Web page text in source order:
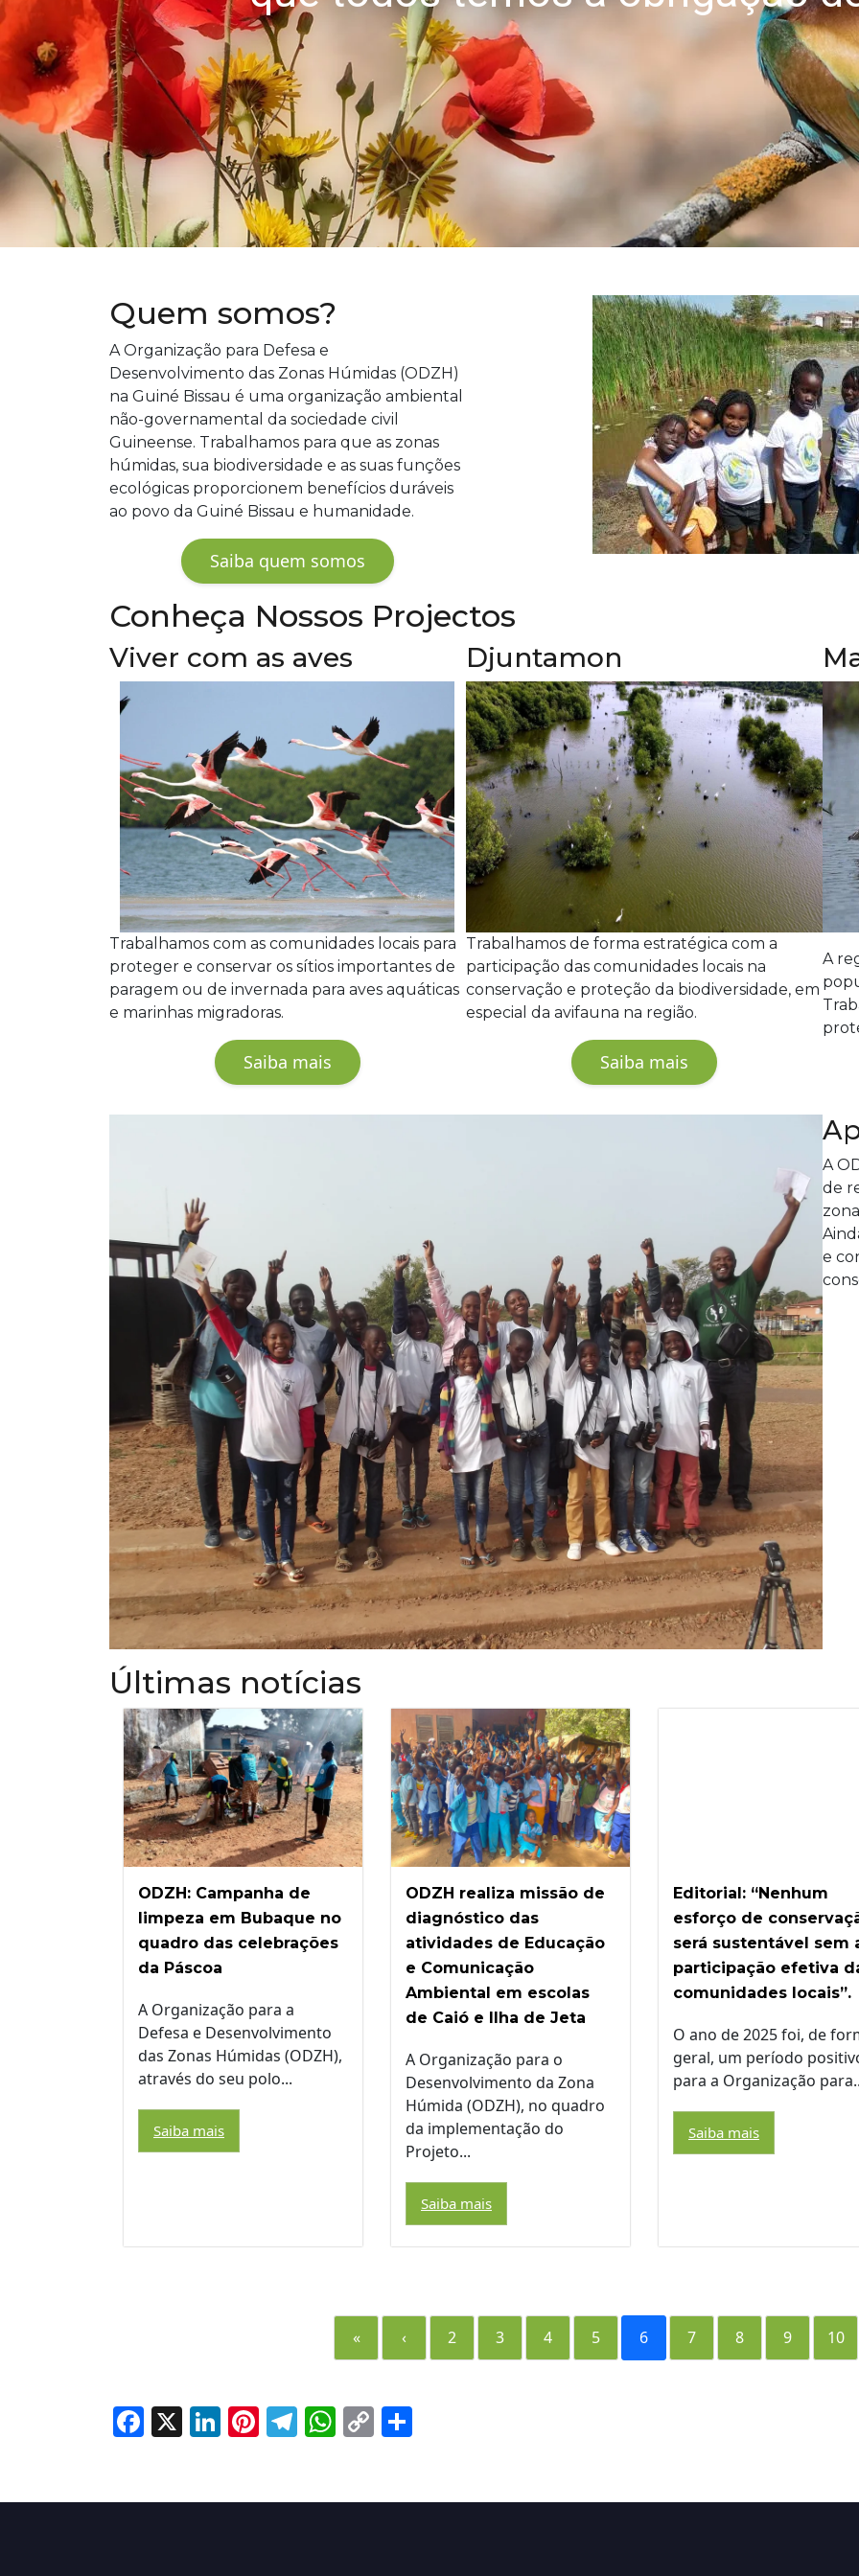
comunidades locais
Quem somos?
A Organização para Defesa e
Desenvolvimento das Zonas Húmidas (ODZH)
na Guiné Bissau é uma organização ambiental
não-governamental da sociedade civil
Guineense. Trabalhamos para que as zonas
húmidas, sua biodiversidade e as suas funções
ecológicas proporcionem benefícios duráveis
ao povo da Guiné Bissau e humanidade.
Saiba quem somos
Conheça Nossos Projectos
Viver com as aves
Trabalhamos com as comunidades locais para
proteger e conservar os sítios importantes de
paragem ou de invernada para aves aquáticas
e marinhas migradoras.
Saiba mais
Djuntamon
Trabalhamos de forma estratégica com a
participação das comunidades locais na
conservação e proteção da biodiversidade, em
especial da avifauna na região.
Saiba mais
A
A
de
e
Últimas notícias
ODZH: Campanha de
limpeza em Bubaque no
quadro das celebrações
da Páscoa
A Organização para a
Defesa e Desenvolvimento
das Zonas Húmidas (ODZH),
através do seu polo...
Saiba mais
ODZH realiza missão de
diagnóstico das
atividades de Educação
e Comunicação
Ambiental em escolas
de Caió e Ilha de Jeta
A Organização para o
Desenvolvimento da Zona
Húmida (ODZH), no quadro
da implementação do
Projeto...
Saiba mais
Editorial: “Nenhum
esforço de
será sustentável sem
participação efetiva
comunidades locais”.
O ano de 2025 foi, de
geral, um período
para a Organização
Saiba mais
« ‹ 2 3 4 5 6 7 8 9 10
Facebook
X LinkedIn
Pinterest
Telegram
WhatsApp
Copy